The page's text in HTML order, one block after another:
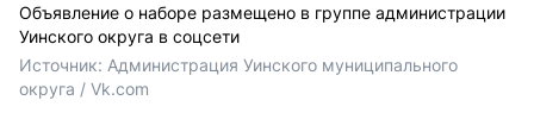
Объявление о наборе размещено в группе администрации
Уинского округа в соцсети
Источник: Администрация Уинского муниципального
округа / Vk.com